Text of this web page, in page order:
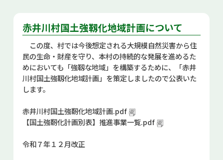
ふるさと納税
観光・イベント情報
あかいがわ広報
赤井川村国土強靱化地域計画について
この度、村では今後想定される大規模自然災害から住
民の生命・財産を守り、本村の持続的な発展を進めるた
めにおいても「強靱な地域」を構築するために、「赤井
川村国土強靱化地域計画」を策定しましたので公表いた
します。
赤井川村国土強靭化地域計画.pdf
【国土強靭化計画別表】推進事業一覧.pdf
令和７年１２月改正